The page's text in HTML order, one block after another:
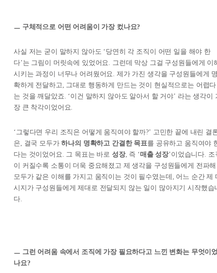
ㅡ 구체적으로 어떤 어려움이 가장 컸나요?
사실 저는 굳이 말하지 않아도 ‘당연히 각 조직이 어떤 일을 해야 한
다’는 그림이 머릿속에 있었어요. 그런데 막상 그걸 구성원들에게 이
시키는 과정이 너무나 어려웠어요. 제가 가진 생각을 구성원들에게
확하게 전달하고, 그대로 행동하게 만드는 것이 현실적으로는 어렵다
는 것을 깨달았죠. ‘이건 말하지 않아도 알아서 할 거야’ 라는 생각이
장 큰 착각이었어요.
‘그렇다면 우리 조직은 어떻게 움직여야 할까?’ 고민한 끝에 내린 결
은, 결국 모두가하나의 명확하고 간결한 목표를 공유하고 움직여야
다는 것이었어요. 그 목표는 바로 성장, 즉 ‘매출 성장’이었습니다. 조
이 커질수록 소통이 더욱 중요해졌고 제 생각을 구성원들에게 전파해
모두가 같은 이해를 가지고 움직이는 것이 필수였는데, 어느 순간 제
시지가 구성원들에게 제대로 전달되지 않는 일이 많아지기 시작했습
다.
ㅡ 그런 어려움 속에서 조직에 가장 필요하다고 느낀 변화는 무엇이
나요?